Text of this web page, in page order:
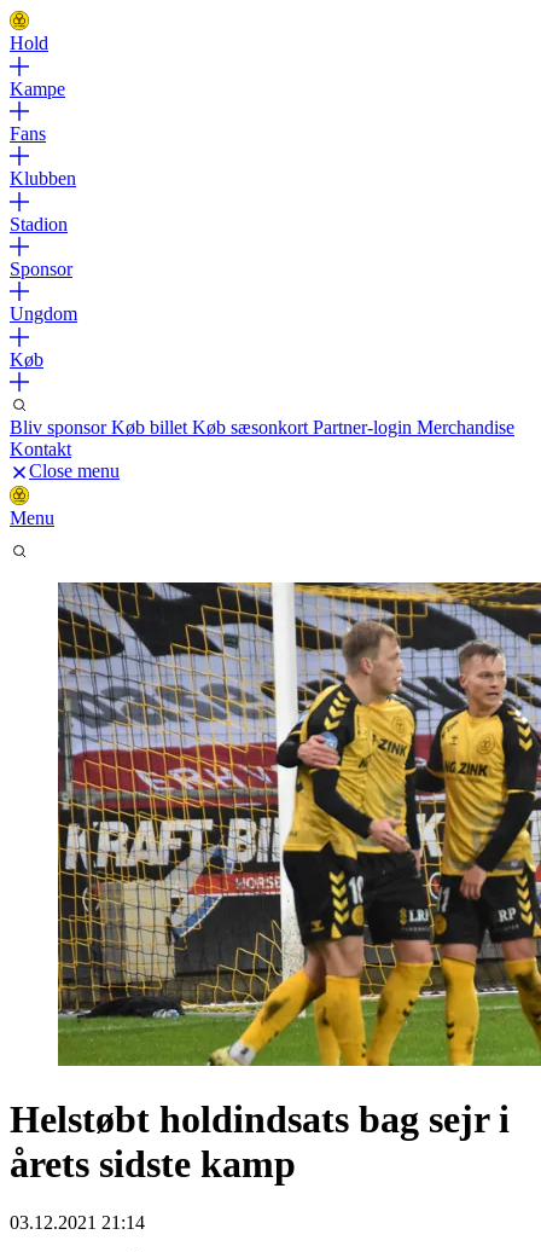
Hold
Kampe
Fans
Klubben
Stadion
Sponsor
Ungdom
Køb
Bliv sponsorKøb billet Køb sæsonkort Partner-login Merchandise
Kontakt
Close menu
Menu
Helstøbt holdindsats bag sejr i
årets sidste kamp
03.12.2021 21:14